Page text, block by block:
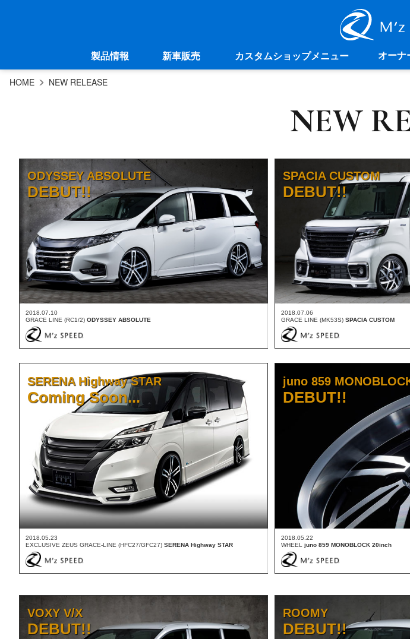
製品情報 新車販売 カスタムショップメニュー オーナ
HOME NEW RELEASE
NEW
ODYSSEY ABSOLUTE
DEBUT!!
2018.07.10
GRACE LINE (RC1/2) ODYSSEY ABSOLUTE
SPACIA CUSTOM
DEBUT!!
2018.07.06
GRACE LINE (MK53S)SPACIA CUSTOM
SERENA Highway STAR
Coming Soon...
2018.05.23
EXCLUSIVE ZEUS GRACE-LINE (HFC27/GFC27) SERENA Highway STAR
juno 859
DEBUT!!
2018.05.22
WHEELjuno 859 MONOBLOCK 20inch
VOXY V/X
DEBUT!!
ROOMY
DEBUT!!